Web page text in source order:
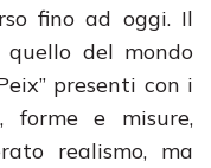
fino ad oggi. Il
del mondo
presenti con i
forme e misure,
realismo, ma